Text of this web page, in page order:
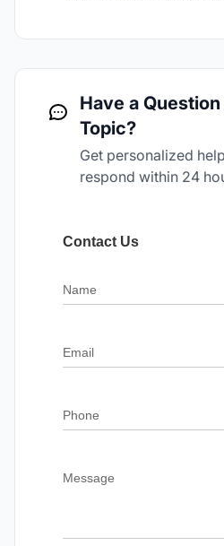
Have a
Topic?
Get personalized
respond within 24